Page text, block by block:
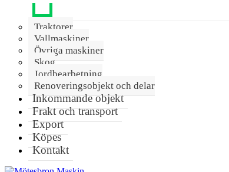
Traktorer
Vallmaskiner
Övriga maskiner
Skog
Jordbearbetning
Renoveringsobjekt och delar
Inkommande objekt
Frakt och transport
Export
Köpes
Kontakt